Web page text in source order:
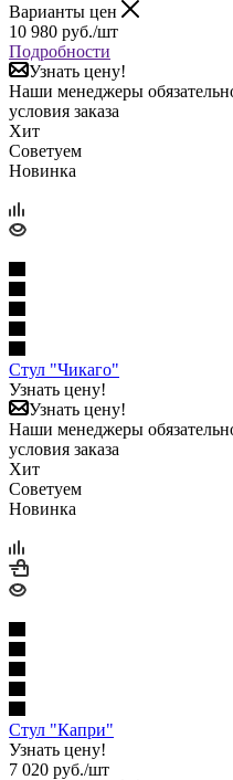
Варианты цен
10 980 руб./шт
Подробности
Узнать цену!
Наши менеджеры
условия заказа
Хит
Советуем
Новинка
Стул "Чикаго"
Узнать цену!
Узнать цену!
Наши менеджеры
условия заказа
Хит
Советуем
Новинка
Стул "Капри"
Узнать цену!
7 020 руб./шт